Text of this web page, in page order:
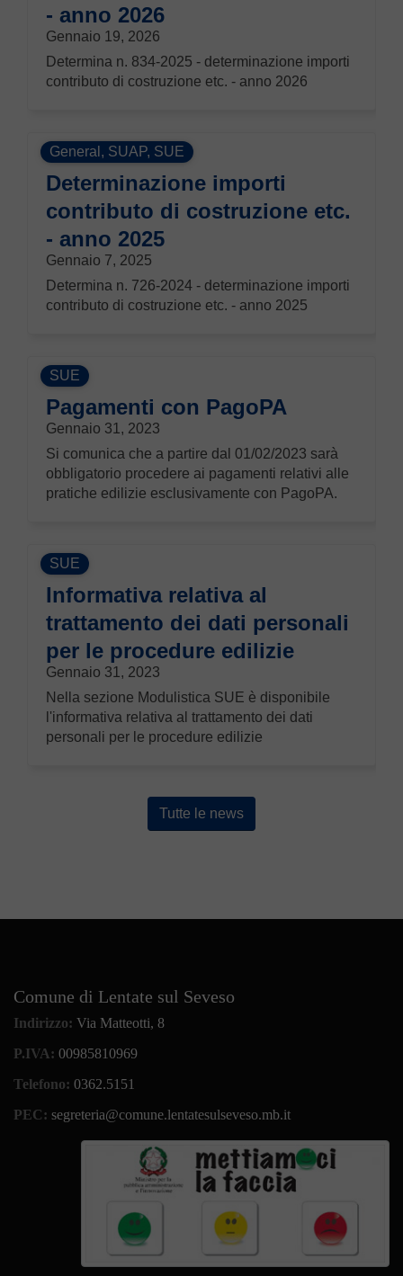
- anno 2026
Gennaio 19, 2026
Determina n. 834-2025 - determinazione importi
contributo di costruzione etc. - anno 2026
General , SUAP, SUE
Determinazione importi
contributo di costruzione etc.
- anno 2025
Gennaio 7, 2025
Determina n. 726-2024 - determinazione importi
contributo di costruzione etc. - anno 2025
SUE
Pagamenti con PagoPA
Gennaio 31, 2023
Si comunica che a partire dal 01/02/2023 sarà
obbligatorio procedere ai pagamenti relativi alle
pratiche edilizie esclusivamente con PagoPA.
SUE
Informativa relativa al
trattamento dei dati personali
per le procedure edilizie
Gennaio 31, 2023
Nella sezione Modulistica SUE è disponibile
l'informativa relativa al trattamento dei dati
personali per le procedure edilizie
Tutte le news
Comune di Lentate sul Seveso
Indirizzo: Via Matteotti, 8
P.IVA: 00985810969
Telefono: 0362.5151
PEC: segreteria@comune.lentatesulseveso.mb.it